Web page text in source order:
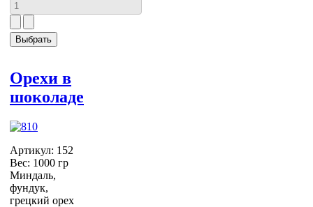
Орехи в
шоколаде
Артикул: 152
Вес: 1000 гр
Миндаль,
фундук,
грецкий орех